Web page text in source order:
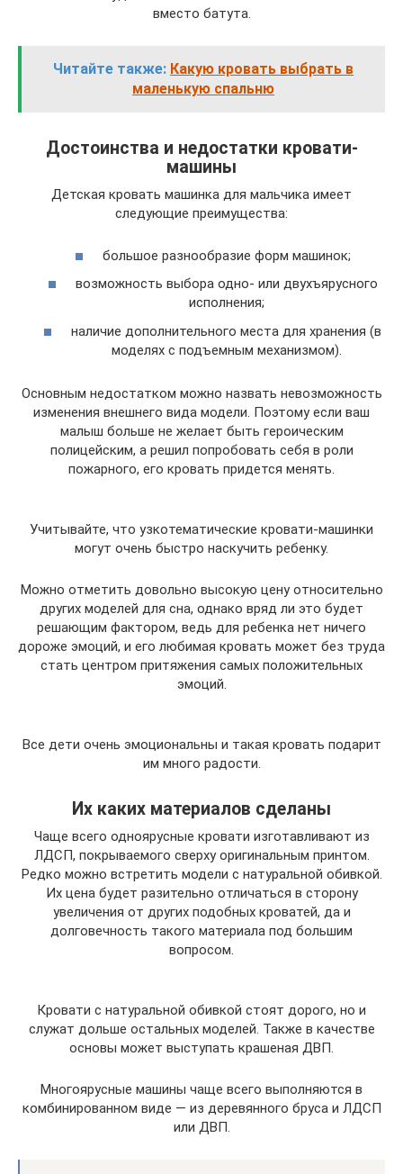
вместо батута.
Читайте также: Какую кровать выбрать в
маленькую спальню
Достоинства и недостатки кровати-
машины
Детская кровать машинка для мальчика имеет
следующие преимущества:
большое разнообразие форм машинок;
возможность выбора одно- или двухъярусного
исполнения;
наличие дополнительного места для хранения (в
моделях с подъемным механизмом).
Основным недостатком можно назвать невозможность
изменения внешнего вида модели. Поэтому если ваш
малыш больше не желает быть героическим
полицейским, а решил попробовать себя в роли
пожарного, его кровать придется менять.
Учитывайте, что узкотематические кровати-машинки
могут очень быстро наскучить ребенку.
Можно отметить довольно высокую цену относительно
других моделей для сна, однако вряд ли это будет
решающим фактором, ведь для ребенка нет ничего
дороже эмоций, и его любимая кровать может без труда
стать центром притяжения самых положительных
эмоций.
Все дети очень эмоциональны и такая кровать подарит
им много радости.
Их каких материалов сделаны
Чаще всего одноярусные кровати изготавливают из
ЛДСП, покрываемого сверху оригинальным принтом.
Редко можно встретить модели с натуральной обивкой.
Их цена будет разительно отличаться в сторону
увеличения от других подобных кроватей, да и
долговечность такого материала под большим
вопросом.
Кровати с натуральной обивкой стоят дорого, но и
служат дольше остальных моделей. Также в качестве
основы может выступать крашеная ДВП.
Многоярусные машины чаще всего выполняются в
комбинированном виде — из деревянного бруса и ЛДСП
или ДВП.